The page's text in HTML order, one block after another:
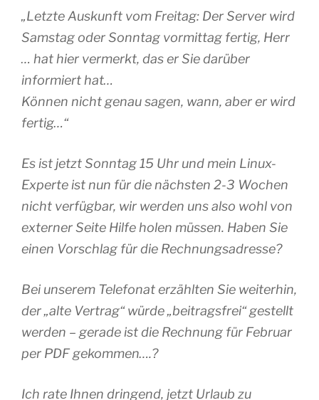
„Letzte Auskunft vom Freitag: Der Server wird
Samstag oder Sonntag vormittag fertig, Herr
… hat hier vermerkt, das er Sie darüber
informiert hat…
Können nicht genau sagen, wann, aber er wird
fertig…“
Es ist jetzt Sonntag 15 Uhr und mein Linux-
Experte ist nun für die nächsten 2-3 Wochen
nicht verfügbar, wir werden uns also wohl von
externer Seite Hilfe holen müssen. Haben Sie
einen Vorschlag für die Rechnungsadresse?
Bei unserem Telefonat erzählten Sie weiterhin,
der „alte Vertrag“ würde „beitragsfrei“ gestellt
werden – gerade ist die Rechnung für Februar
per PDF gekommen….?
Ich rate Ihnen dringend, jetzt Urlaub zu